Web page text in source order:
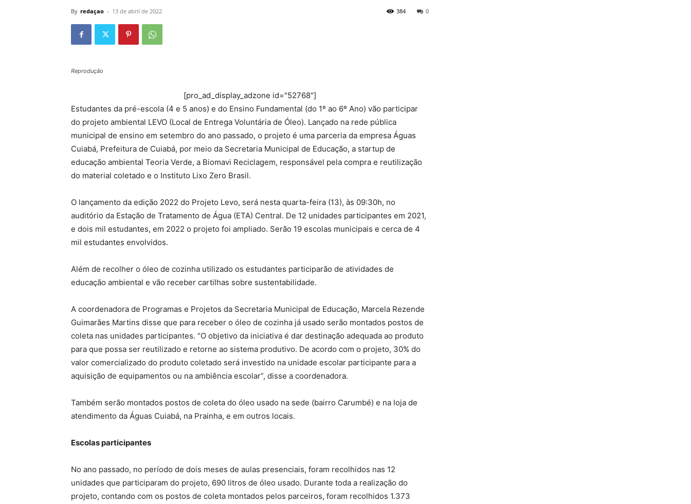
By redaçao - 13 de abril de 2022 0
384
Reprodução
[pro_ad_display_adzone id="52768"]
Estudantes da pré-escola (4 e 5 anos) e do Ensino Fundamental (do 1º ao 6º Ano) vão participar
do projeto ambiental LEVO (Local de Entrega Voluntária de Óleo). Lançado na rede pública
municipal de ensino em setembro do ano passado, o projeto é uma parceria da empresa Águas
Cuiabá, Prefeitura de Cuiabá, por meio da Secretaria Municipal de Educação, a startup de
educação ambiental Teoria Verde, a Biomavi Reciclagem, responsável pela compra e reutilização
do material coletado e o Instituto Lixo Zero Brasil.
O lançamento da edição 2022 do Projeto Levo, será nesta quarta-feira (13), às 09:30h, no
auditório da Estação de Tratamento de Água (ETA) Central. De 12 unidades participantes em 2021,
e dois mil estudantes, em 2022 o projeto foi ampliado. Serão 19 escolas municipais e cerca de 4
mil estudantes envolvidos.
Além de recolher o óleo de cozinha utilizado os estudantes participarão de atividades de
educação ambiental e vão receber cartilhas sobre sustentabilidade.
A coordenadora de Programas e Projetos da Secretaria Municipal de Educação, Marcela Rezende
Guimarães Martins disse que para receber o óleo de cozinha já usado serão montados postos de
coleta nas unidades participantes. “O objetivo da iniciativa é dar destinação adequada ao produto
para que possa ser reutilizado e retorne ao sistema produtivo. De acordo com o projeto, 30% do
valor comercializado do produto coletado será investido na unidade escolar participante para a
aquisição de equipamentos ou na ambiência escolar”, disse a coordenadora.
Também serão montados postos de coleta do óleo usado na sede (bairro Carumbé) e na loja de
atendimento da Águas Cuiabá, na Prainha, e em outros locais.
Escolas participantes
No ano passado, no período de dois meses de aulas presenciais, foram recolhidos nas 12
unidades que participaram do projeto, 690 litros de óleo usado. Durante toda a realização do
projeto, contando com os postos de coleta montados pelos parceiros, foram recolhidos 1.373